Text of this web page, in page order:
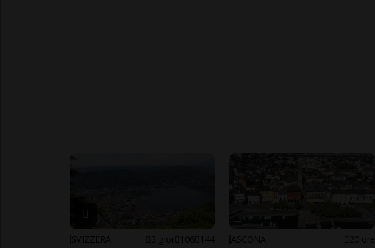
SVIZZERA 3 gior 106 144 ASCONA 20 ore